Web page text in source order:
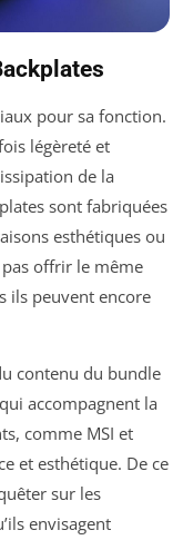
pour sa fonction.
légèreté et
de la
sont fabriquées
esthétiques ou
offrir le même
ils peuvent encore
contenu du bundle
accompagnent la
comme MSI et
et esthétique. De ce
sur les
envisagent